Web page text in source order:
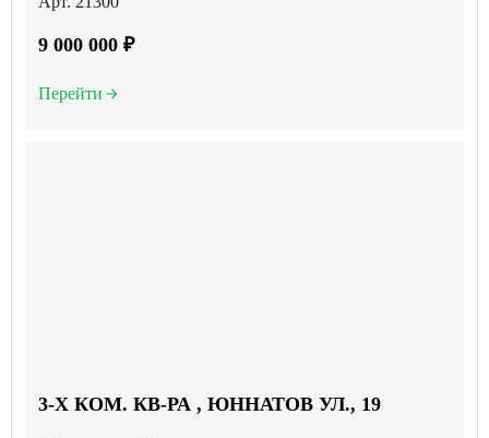
9 000 000 ₽
Перейти
3-X КОМ. КВ-РА , ЮННАТОВ УЛ., 19